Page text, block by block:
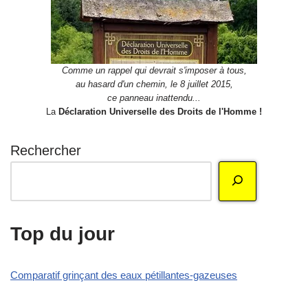
Comme un rappel qui devrait s'imposer à tous,
au hasard d'un chemin, le 8 juillet 2015,
ce panneau inattendu...
La Déclaration Universelle des Droits de l'Homme !
Rechercher
Top du jour
Comparatif grinçant des eaux pétillantes-gazeuses